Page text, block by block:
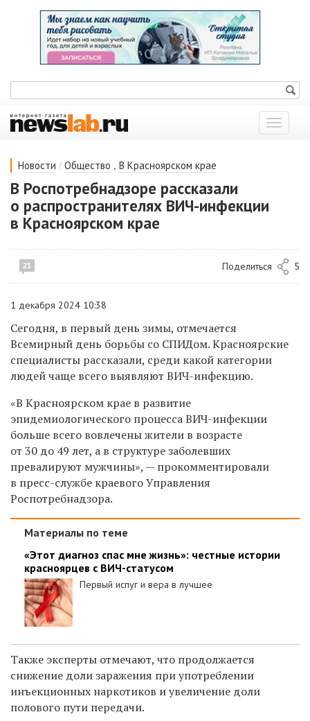
Показать
меню
Новости / Общество , В Красноярском крае
В Роспотребнадзоре рассказали
о распространителях ВИЧ-инфекции
в Красноярском крае
21 Поделиться 5
1 декабря 2024 10:38
Сегодня, в первый день зимы, отмечается
Всемирный день борьбы со СПИДом. Красноярские
специалисты рассказали, среди какой категории
людей чаще всего выявляют ВИЧ-инфекцию.
«В Красноярском крае в развитие
эпидемиологического процесса ВИЧ-инфекции
больше всего вовлечены жители в возрасте
от 30 до 49 лет, а в структуре заболевших
превалируют мужчины», — прокомментировали
в пресс-службе краевого Управления
Роспотребнадзора.
Материалы по теме
«Этот диагноз спас мне жизнь»: честные истории
красноярцев с ВИЧ-статусом
Первый испуг и вера в лучшее
Также эксперты отмечают, что продолжается
снижение доли заражения при употреблении
инъекционных наркотиков и увеличение доли
полового пути передачи.